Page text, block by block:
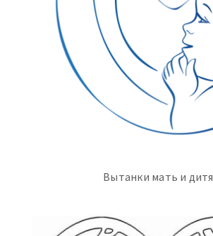
Вытанки мать и дитя